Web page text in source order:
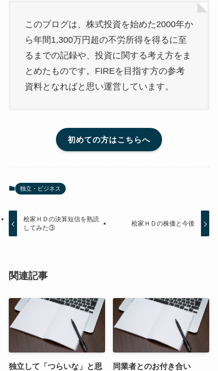
このブログは、株式投資を始めた2000年か
ら年間1,300万円超の不労所得を得るに至
るまでの記録や、投資に関する考え方をま
とめたものです。FIREを目指す方の参考
資料となればと思い運営しています。
初めての方はこちらへ
独立・ビジネス
桧家ＨＤの決算短信を熟読
してみた③
桧家ＨＤの株価と今後
関連記事
独立して「つらいな」と思
同業者とのお付き合い